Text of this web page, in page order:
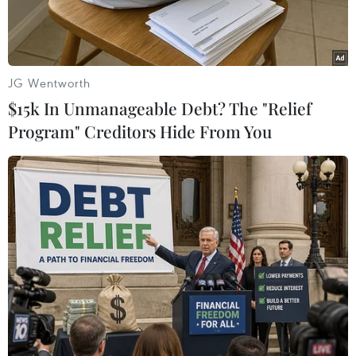
Sông Seine, nơi dự kiến sẽ tổ chức màn diễu hành bằng thuyền
của hơn 10.500 vận động viên. (Ảnh Thu Hà/TTXVN)
Bộ trưởng Nội vụ Pháp Gerald Darmanin ngày
10/4 thông báo sẽ phong tỏa các khu vực rộng
lớn ở trung tâm thủ đô Paris đối với hầu hết
người dân một tuần trước khi khai mạc Olympic
mùa Hè 2024.
JG Wentworth
$15k In Unmanageable Debt? The "Relief
Program" Creditors Hide From You